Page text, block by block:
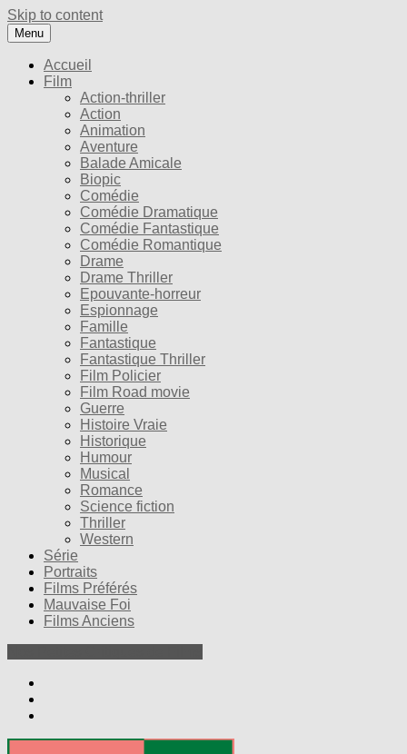
Skip to content
Menu
Accueil
Film
Action-thriller
Action
Animation
Aventure
Balade Amicale
Biopic
Comédie
Comédie Dramatique
Comédie Fantastique
Comédie Romantique
Drame
Drame Thriller
Epouvante-horreur
Espionnage
Famille
Fantastique
Fantastique Thriller
Film Policier
Film Road movie
Guerre
Histoire Vraie
Historique
Humour
Musical
Romance
Science fiction
Thriller
Western
Série
Portraits
Films Préférés
Mauvaise Foi
Films Anciens